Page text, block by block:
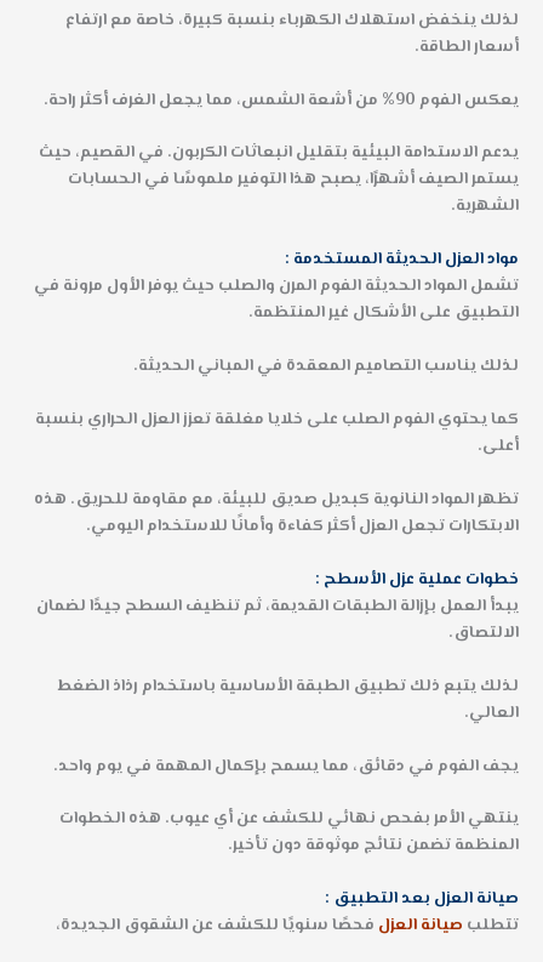
لذلك ينخفض استهلاك الكهرباء بنسبة كبيرة، خاصة مع ارتفاع
أسعار الطاقة.
يعكس الفوم 90% من أشعة الشمس، مما يجعل الغرف أكثر راحة.
يدعم الاستدامة البيئية بتقليل انبعاثات الكربون. في القصيم، حيث
يستمر الصيف أشهرًا، يصبح هذا التوفير ملموسًا في الحسابات
الشهرية.
مواد العزل الحديثة المستخدمة :
تشمل المواد الحديثة الفوم المرن والصلب حيث يوفر الأول مرونة في
التطبيق على الأشكال غير المنتظمة.
لذلك يناسب التصاميم المعقدة في المباني الحديثة.
كما يحتوي الفوم الصلب على خلايا مغلقة تعزز العزل الحراري بنسبة
أعلى.
تظهر المواد النانوية كبديل صديق للبيئة، مع مقاومة للحريق. هذه
الابتكارات تجعل العزل أكثر كفاءة وأمانًا للاستخدام اليومي.
خطوات عملية عزل الأسطح :
يبدأ العمل بإزالة الطبقات القديمة، ثم تنظيف السطح جيدًا لضمان
الالتصاق.
لذلك يتبع ذلك تطبيق الطبقة الأساسية باستخدام رذاذ الضغط
العالي.
يجف الفوم في دقائق، مما يسمح بإكمال المهمة في يوم واحد.
ينتهي الأمر بفحص نهائي للكشف عن أي عيوب. هذه الخطوات
المنظمة تضمن نتائج موثوقة دون تأخير.
صيانة العزل بعد التطبيق :
تتطلب صيانة العزل فحصًا سنويًا للكشف عن الشقوق الجديدة،